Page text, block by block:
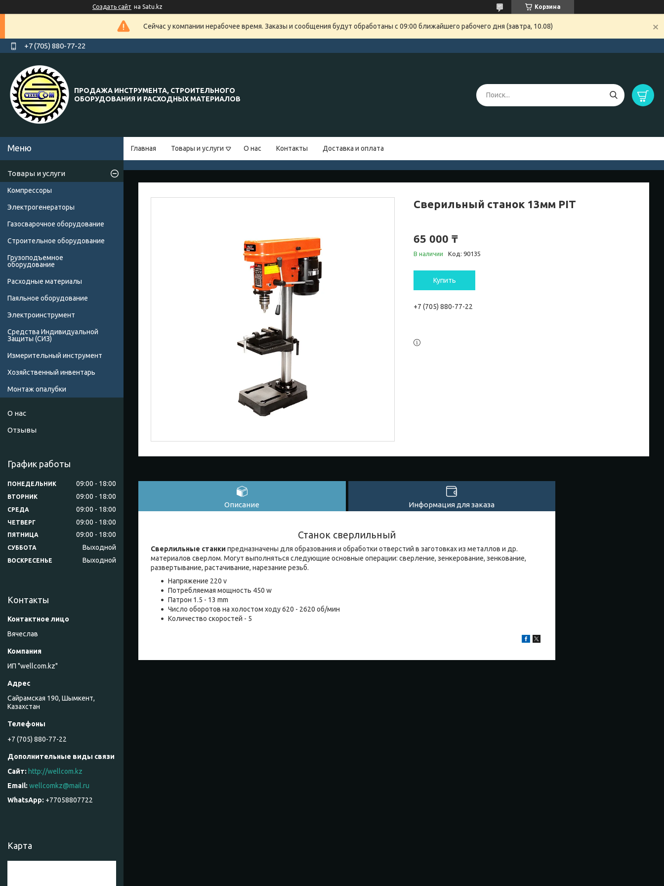
Создать сайт на Satu.kz Корзина
Сейчас у компании нерабочее время. Заказы и сообщения будут обработаны с 09:00 ближайшего рабочего дня (завтра, 10.08)
+7 (705) 880-77-22
ПРОДАЖА ИНСТРУМЕНТА, СТРОИТЕЛЬНОГО
ОБОРУДОВАНИЯ И РАСХОДНЫХ МАТЕРИАЛОВ
Главная Товары и услуги О нас Контакты Доставка и оплата
Сверильный станок 13мм PIT
65 000 ₸
В наличии Код: 90135
Купить
+7 (705) 880-77-22
Описание Информация для заказа
Станок сверлильный
Сверлильные станки предназначены для образования и обработки отверстий в заготовках из металлов и др.
материалов сверлом. Могут выполняться следующие основные операции: сверление, зенкерование, зенкование,
развертывание, растачивание, нарезание резьб.
Напряжение 220 v
Потребляемая мощность 450 w
Патрон 1.5 - 13 mm
Число оборотов на холостом ходу 620 - 2620 об/мин
Количество скоростей - 5
Товары и услуги
Компрессоры
Электрогенераторы
Газосварочное оборудование
Строительное оборудование
Грузоподъемное
оборудование
Расходные материалы
Паяльное оборудование
Электроинструмент
Средства Индивидуальной
Защиты (СИЗ)
Измерительный инструмент
Хозяйственный инвентарь
Монтаж опалубки
О нас
Отзывы
График работы
ПОНЕДЕЛЬНИК 09:00 18:00
ВТОРНИК 09:00 18:00
СРЕДА 09:00 18:00
ЧЕТВЕРГ 09:00 18:00
ПЯТНИЦА 09:00 18:00
СУББОТА Выходной
ВОСКРЕСЕНЬЕ Выходной
Контакты
Вячеслав
ИП "wellcom.kz"
Сайрамская 190, Шымкент,
Казахстан
+7 (705) 880-77-22
http://wellcom.kz
wellcomkz@mail.ru
+77058807722
Карта